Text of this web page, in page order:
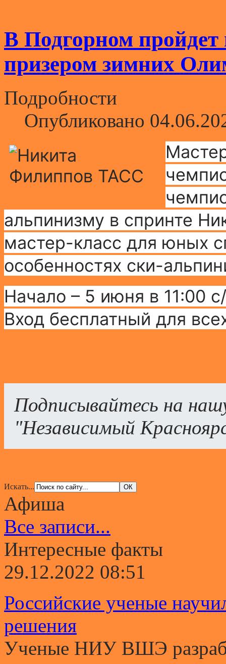
В Подгорном пройдет
призером зимних
Подробности
Опубликовано
альпинизму в спринте
мастер-класс для юных
особенностях ски-
Начало – 5 июня в 11:00
Вход бесплатный для
Подписывайтесь на
"Независимый
Искать...
Афиша
Все записи...
Интересные факты
29.12.2022 08:51
Российские ученые
решения
Ученые НИУ ВШЭ